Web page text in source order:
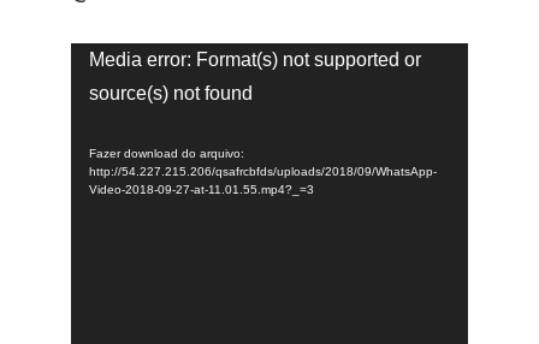
Tocador
de
Media error: Format(s) not supported or
source(s) not found
Fazer download do arquivo:
http://54.227.215.206/qsafrcbfds/uploads/2018/09/WhatsApp-
Video-2018-09-27-at-11.01.55.mp4?_=3